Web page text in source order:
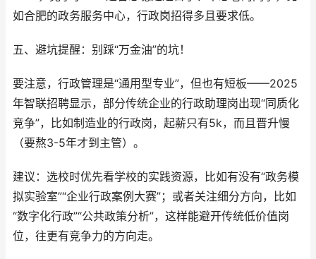
如合肥的政务服务中心，行政岗招得多且要求低。
五、避坑提醒：别踩“万金油”的坑！
要注意，行政管理是“通用型专业”，但也有短板——2025
年智联招聘显示，部分传统企业的行政助理岗出现“同质化
竞争”，比如制造业的行政岗，起薪只有5k，而且晋升慢
（要熬3-5年才到主管）。
建议：选校时优先看学校的实践资源，比如有没有“政务模
拟实验室”“企业行政案例大赛”；或者关注细分方向，比如
“数字化行政”“公共政策分析”，这样能避开传统低价值岗
位，往更有竞争力的方向走。